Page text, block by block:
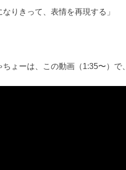
なりきって、表情を再現する」
ょーは、この動画（1:35〜）で、